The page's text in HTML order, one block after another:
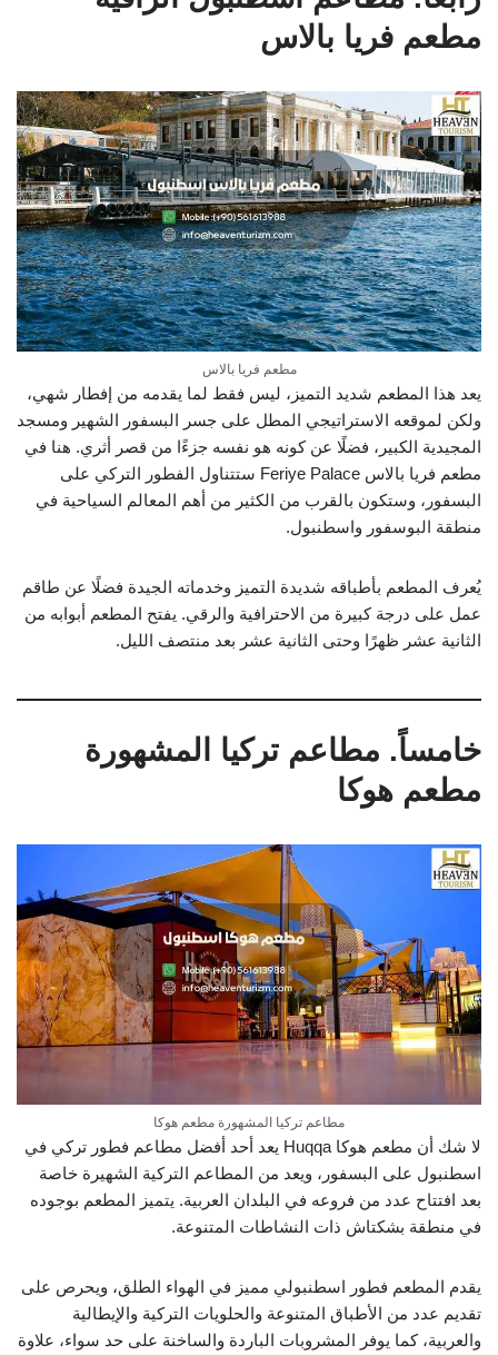
مطعم فريا بالاس
مطعم فريا بالاس
يعد هذا المطعم شديد التميز، ليس فقط لما يقدمه من إفطار شهي،
ولكن لموقعه الاستراتيجي المطل على جسر البسفور الشهير ومسجد
المجيدية الكبير، فضلًا عن كونه هو نفسه جزءًا من قصر أثري. هنا في
مطعم فريا بالاس Feriye Palace ستتناول الفطور التركي على
البسفور، وستكون بالقرب من الكثير من أهم المعالم السياحية في
منطقة البوسفور واسطنبول.
يُعرف المطعم بأطباقه شديدة التميز وخدماته الجيدة فضلًا عن طاقم
عمل على درجة كبيرة من الاحترافية والرقي. يفتح المطعم أبوابه من
الثانية عشر ظهرًا وحتى الثانية عشر بعد منتصف الليل.
خامساً. مطاعم تركيا المشهورة
مطعم هوكا
مطاعم تركيا المشهورة مطعم هوكا
لا شك أن مطعم هوكا Huqqa يعد أحد أفضل مطاعم فطور تركي في
اسطنبول على البسفور، ويعد من المطاعم التركية الشهيرة خاصة
بعد افتتاح عدد من فروعه في البلدان العربية. يتميز المطعم بوجوده
في منطقة بشكتاش ذات النشاطات المتنوعة.
يقدم المطعم فطور اسطنبولي مميز في الهواء الطلق، ويحرص على
تقديم عدد من الأطباق المتنوعة والحلويات التركية والإيطالية
والعربية، كما يوفر المشروبات الباردة والساخنة على حد سواء، علاوة